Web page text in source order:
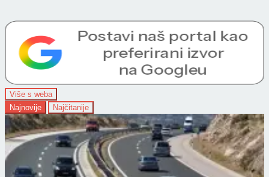
Više s weba
Najnovije
Najčitanije